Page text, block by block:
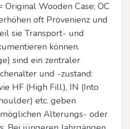
Original Wooden Case; OC
oft Provenienz und
sie Transport- und
können.
sind ein zentraler
und -zustand:
HF (High Fill), IN (Into
etc. geben
Alterungs- oder